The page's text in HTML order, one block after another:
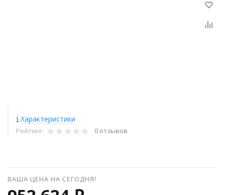
Характеристики
Рейтинг: 0 отзывов
ВАША ЦЕНА НА СЕГОДНЯ!